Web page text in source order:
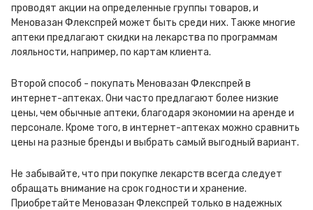
проводят акции на определенные группы товаров, и
Меновазан Флекспрей может быть среди них. Также многие
аптеки предлагают скидки на лекарства по программам
лояльности, например, по картам клиента.
Второй способ - покупать Меновазан Флекспрей в
интернет-аптеках. Они часто предлагают более низкие
цены, чем обычные аптеки, благодаря экономии на аренде и
персонале. Кроме того, в интернет-аптеках можно сравнить
цены на разные бренды и выбрать самый выгодный вариант.
Не забывайте, что при покупке лекарств всегда следует
обращать внимание на срок годности и хранение.
Приобретайте Меновазан Флекспрей только в надежных